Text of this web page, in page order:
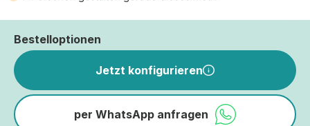
Bestelloptionen
Jetzt konfigurieren
per WhatsApp anfragen